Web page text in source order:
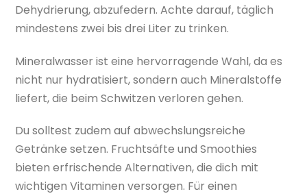
Dehydrierung, abzufedern. Achte darauf, täglich
mindestens zwei bis drei Liter zu trinken.
Mineralwasser ist eine hervorragende Wahl, da es
nicht nur hydratisiert, sondern auch Mineralstoffe
liefert, die beim Schwitzen verloren gehen.
Du solltest zudem auf abwechslungsreiche
Getränke setzen. Fruchtsäfte und Smoothies
bieten erfrischende Alternativen, die dich mit
wichtigen Vitaminen versorgen. Für einen